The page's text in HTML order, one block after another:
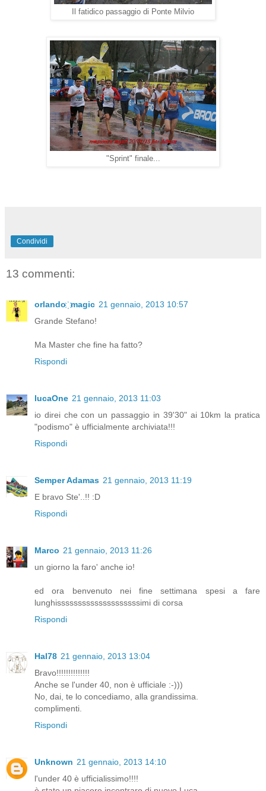
Il fatidico passaggio di Ponte Milvio
"Sprint" finale...
Condividi
13 commenti:
orlando ҉ magic 21 gennaio, 2013 10:57
Grande Stefano!
Ma Master che fine ha fatto?
Rispondi
lucaOne 21 gennaio, 2013 11:03
io direi che con un passaggio in 39'30" ai 10km la pratica
"podismo" è ufficialmente archiviata!!!
Rispondi
Semper Adamas 21 gennaio, 2013 11:19
E bravo Ste'..!! :D
Rispondi
Marco 21 gennaio, 2013 11:26
un giorno la faro' anche io!
ed ora benvenuto nei fine settimana spesi a fare
lunghissssssssssssssssssssimi di corsa
Rispondi
Hal78 21 gennaio, 2013 13:04
Bravo!!!!!!!!!!!!!!
Anche se l'under 40, non è ufficiale :-)))
No, dai, te lo concediamo, alla grandissima.
complimenti.
Rispondi
Unknown 21 gennaio, 2013 14:10
l'under 40 è ufficialissimo!!!!